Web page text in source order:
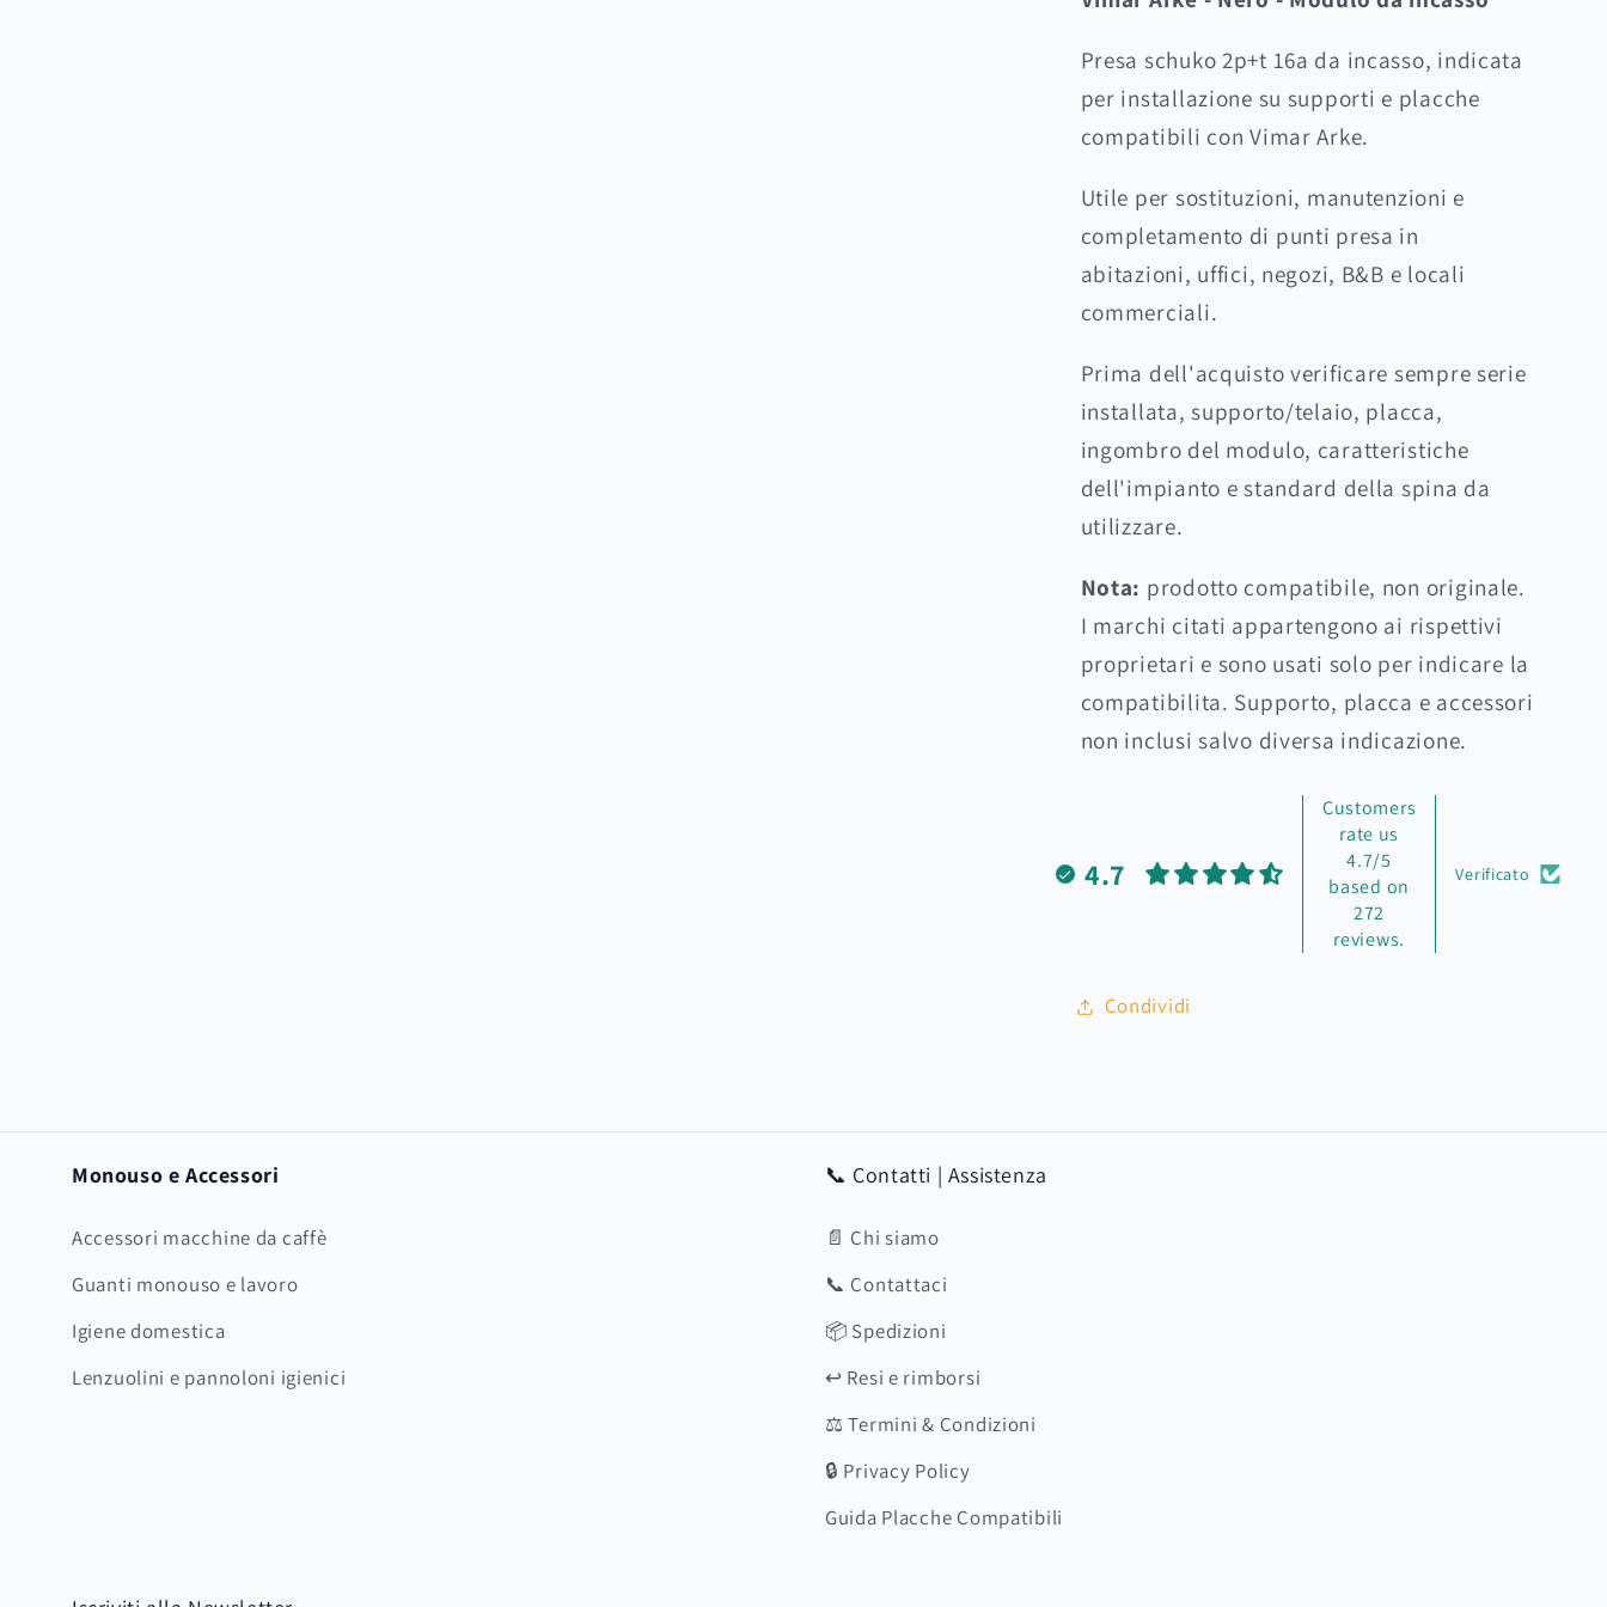
Vimar
Arke
Vimar
Arke
Presa schuko 2p+t 16a da incasso, indicata
per installazione su supporti e placche
compatibili con Vimar Arke.
Utile per sostituzioni, manutenzioni e
completamento di punti presa in
abitazioni, uffici, negozi, B&B e locali
commerciali.
Prima dell'acquisto verificare sempre serie
installata, supporto/telaio, placca,
ingombro del modulo, caratteristiche
dell'impianto e standard della spina da
utilizzare.
Nota: prodotto compatibile, non originale.
I marchi citati appartengono ai rispettivi
proprietari e sono usati solo per indicare la
compatibilita. Supporto, placca e accessori
non inclusi salvo diversa indicazione.
4.7
Customers
rate us
4.7/5
based on
272
reviews.
Verificato
Condividi
Monouso e Accessori
Accessori macchine da caffè
Guanti monouso e lavoro
Igiene domestica
Lenzuolini e pannoloni igienici
📞 Contatti | Assistenza
📄 Chi siamo
📞 Contattaci
📦 Spedizioni
↩️ Resi e rimborsi
⚖️ Termini & Condizioni
🔒 Privacy Policy
Guida Placche Compatibili